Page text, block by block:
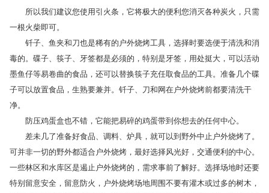
所以我们建议您使用引火条，它将极大的便利您消灭各种炭火，只需
一根火柴即可。
钎子、鱼夹和刀也是稀有的户外烧烤工具，选择时要选便于清洗和消
毒的。碟子、筷子、牙签都是必须的，特别是牙签，用处挺大，可以活动
墨鱼仔等易卷曲的食品，还可以替换筷子充任取食品的工具。准备几个碟
子可以放置食品，生熟要兼并。钎子、刀和网在户外烧烤前都要清洗干
净。
防压鸡蛋盒也不错，它能把易碎的鸡蛋带到你想去的任何中心。
差未几了准备好食品、调料、炉具，就可以到野外中止户外烧烤了。
可并非一切的野外都适合户外烧烤，最好选择风光好，交通便利的中心。
一些林区和水库区是遏止户外烧烤的，需求事前了解好。选择场地时还要
特别留意安全，留意防火，户外烧烤场地周围不要有灌木或过多的树木，